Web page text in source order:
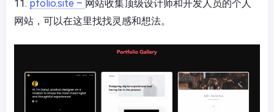
11. pfolio.site – 网站收集顶级设计师和开发人员的个人
网站，可以在这里找找灵感和想法。